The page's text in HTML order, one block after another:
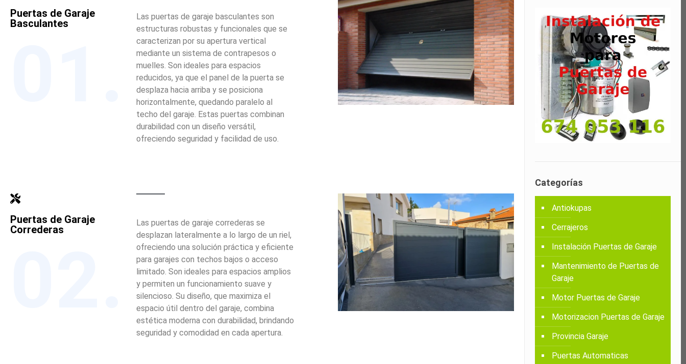
Puertas de Garaje
Basculantes
Las puertas de garaje basculantes son
estructuras robustas y funcionales que se
caracterizan por su apertura vertical
mediante un sistema de contrapesos o
muelles. Son ideales para espacios
reducidos, ya que el panel de la puerta se
desplaza hacia arriba y se posiciona
horizontalmente, quedando paralelo al
techo del garaje. Estas puertas combinan
durabilidad con un diseño versátil,
ofreciendo seguridad y facilidad de uso.
Puertas de Garaje
Correderas
Las puertas de garaje correderas se
desplazan lateralmente a lo largo de un riel,
ofreciendo una solución práctica y eficiente
para garajes con techos bajos o acceso
limitado. Son ideales para espacios amplios
y permiten un funcionamiento suave y
silencioso. Su diseño, que maximiza el
espacio útil dentro del garaje, combina
estética moderna con durabilidad, brindando
seguridad y comodidad en cada apertura.
Categorías
Antiokupas
Cerrajeros
Instalación Puertas de Garaje
Mantenimiento de Puertas de
Garaje
Motor Puertas de Garaje
Motorizacion Puertas de Garaje
Provincia Garaje
Puertas Automaticas